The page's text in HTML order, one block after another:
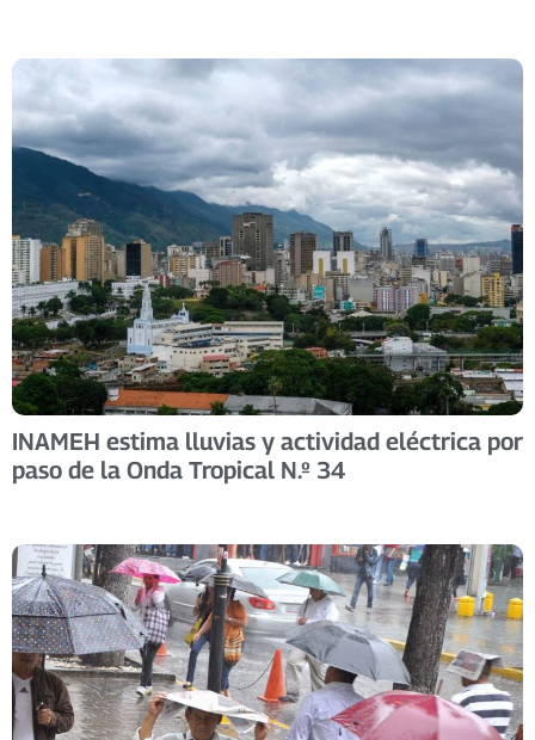
INAMEH estima lluvias y actividad eléctrica por
paso de la Onda Tropical N.º 34